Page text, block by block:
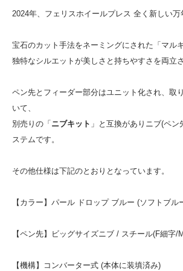
2024年、フェリスホイールプレス 全く新しい万
宝石のカット手法をネーミングにされた「マル
独特なシルエットが美しさと持ちやすさを両立
ペン先とフィーダー部分はユニット化され、取
いて、
別売りの「 ニブキット 」と互換がありニブ(ペ
ステムです。
その他仕様は下記のとおりとなっています。
【カラー】パール ドロップ ブルー (ソフトブル
【ペン先】ビッグサイズニブ / スチール(F細字/
【機構】コンバーター式 (本体に装填済み)